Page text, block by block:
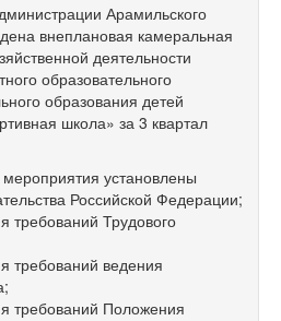
Арамильского
внеплановая камеральная
деятельности
образовательного
образования детей
школа» за 3 квартал
мероприятия установлены
Российской Федерации;
требований Трудового
требований ведения
требований Положения